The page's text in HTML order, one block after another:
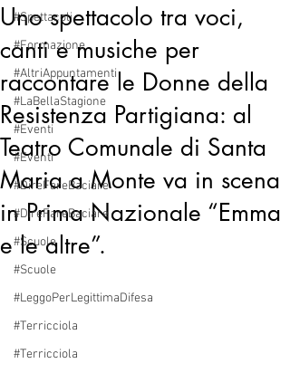
#Spettacoli
#Formazione
#AltriAppuntamenti
#LaBellaStagione
#Eventi
#Eventi
#DireFareBaciare
#DireFareBaciare
#Scuole
#Scuole
#LeggoPerLegittimaDifesa
#Terricciola
#Terricciola
Uno spettacolo tra voci,
canti e musiche per
raccontare le Donne della
Resistenza Partigiana: al
Teatro Comunale di Santa
Maria a Monte va in scena
in Prima Nazionale “Emma
e le altre”.